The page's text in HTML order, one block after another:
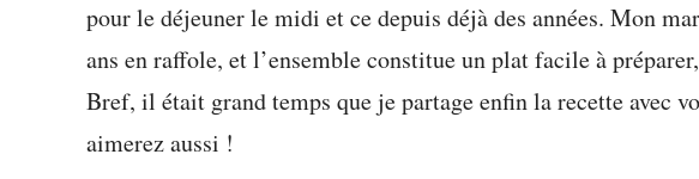
pour le déjeuner le midi et ce depuis déjà des années. Mon
ans en raffole, et l’ensemble constitue un plat facile à
Bref, il était grand temps que je partage enfin la recette avec
aimerez aussi !